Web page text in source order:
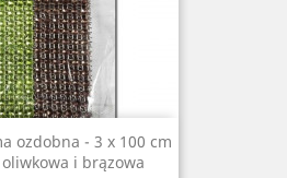
ozdobna - 3 x 100 cm
i brązowa